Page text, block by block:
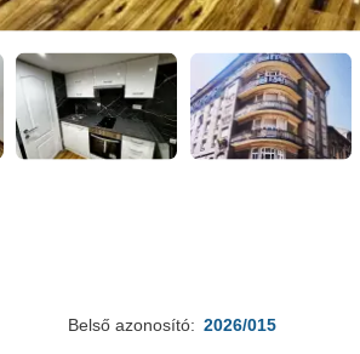
Belső azonosító: 2026/015